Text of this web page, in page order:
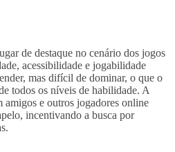
de destaque no cenário dos jogos
acessibilidade e jogabilidade
mas difícil de dominar, o que o
todos os níveis de habilidade. A
e outros jogadores online
incentivando a busca por